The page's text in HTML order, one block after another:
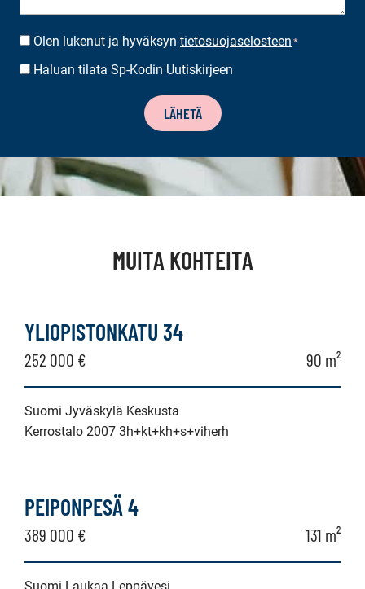
SUOSTUMUS*
Olen lukenut ja hyväksyn tietosuojaselosteen *
UUTISKIRJEEN
Haluan tilata Sp-Kodin Uutiskirjeen
LÄHETÄ
MUITA KOHTEITA
YLIOPISTONKATU 34
252 000 € 90 m²
Suomi Jyväskylä Keskusta
Kerrostalo 2007 3h+kt+kh+s+viherh
PEIPONPESÄ 4
389 000 € 131 m²